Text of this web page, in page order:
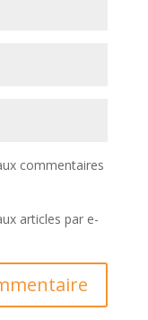
commentaires
articles par e-